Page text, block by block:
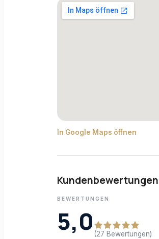
In Google Maps öffnen
Kundenbewertungen
BEWERTUNGEN
5,0 (27 Bewertungen)